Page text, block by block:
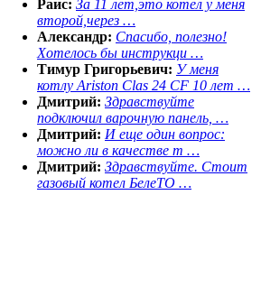
Раис: За 11 лет,это котел у меня
второй,через …
Александр: Спасибо, полезно!
Хотелось бы инструкци …
Тимур Григорьевич: У меня
котлу Ariston Clas 24 CF 10 лет …
Дмитрий: Здравствуйте
подключил варочную панель, …
Дмитрий: И еще один вопрос:
можно ли в качестве т …
Дмитрий: Здравствуйте. Стоит
газовый котел БелеТО …